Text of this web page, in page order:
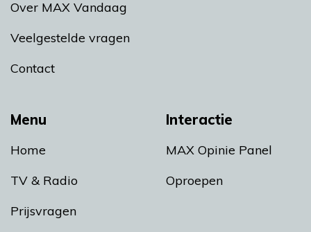
Menu
Home
TV & Radio
Prijsvragen
Interactie
MAX Opinie Panel
Oproepen
Over MAX Vandaag
Veelgestelde vragen
Contact